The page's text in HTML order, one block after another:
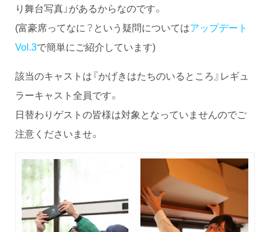
り舞台写真」があるからなのです。
(富豪席ってなに？という疑問についてはアップデート
Vol.3で簡単にご紹介しています)
該当のキャストは『かげきはたちのいるところ』レギュ
ラーキャスト全員です。
日替わりゲストの皆様は対象となっていませんのでご
注意くださいませ。